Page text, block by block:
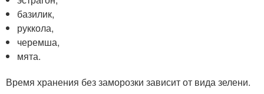
базилик,
руккола,
черемша,
мята.
Время хранения без заморозки зависит от вида зелени.